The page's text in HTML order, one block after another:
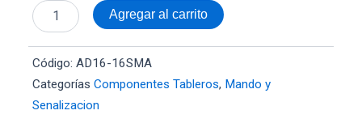
Buey
Piloto
16mm
24Vca
Ambar
cantidad
Agregar al carrito
Código: AD16-16SMA
Categorías Componentes Tableros, Mando y
Senalizacion